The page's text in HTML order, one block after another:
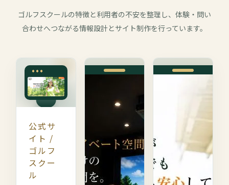
ゴルフスクールの特徴と利用者の不安を整理し、体験・問い
合わせへつながる情報設計とサイト制作を行っています。
公式サ
イト /
ゴルフ
スクー
ル